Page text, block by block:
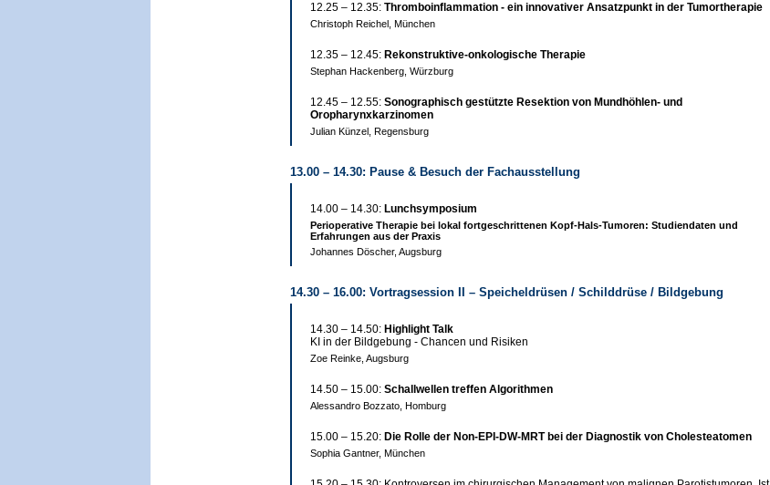
12.25 – 12.35: Thromboinflammation - ein innovativer Ansatzpunkt in der Tumortherapie
Christoph Reichel, München
12.35 – 12.45: Rekonstruktive-onkologische Therapie
Stephan Hackenberg, Würzburg
12.45 – 12.55: Sonographisch gestützte Resektion von Mundhöhlen- und
Oropharynxkarzinomen
Julian Künzel, Regensburg
13.00 – 14.30: Pause & Besuch der Fachausstellung
14.00 – 14.30: Lunchsymposium
Perioperative Therapie bei lokal fortgeschrittenen Kopf-Hals-Tumoren: Studiendaten und
Erfahrungen aus der Praxis
Johannes Döscher, Augsburg
14.30 – 16.00: Vortragsession II – Speichel­drüsen / Schild­drüse / Bild­gebung
14.30 – 14.50: Highlight Talk
KI in der Bildgebung - Chancen und Risiken
Zoe Reinke, Augsburg
14.50 – 15.00: Schallwellen treffen Algorithmen
Alessandro Bozzato, Homburg
15.00 – 15.20: Die Rolle der Non-EPI-DW-MRT bei der Diagnostik von Cholesteatomen
Sophia Gantner, München